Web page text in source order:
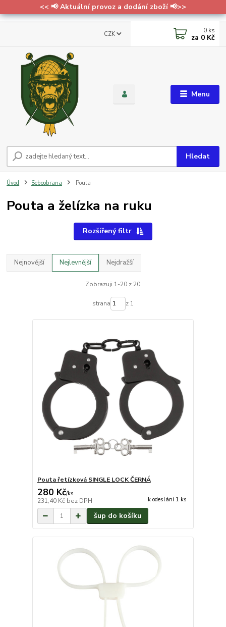
<< 📢 Aktuální provoz a dodání zboží 📢>>
Menu
CZK
Hledat
0 ks
za 0 Kč
Úvod Sebeobrana Pouta
Pouta a želízka na ruku
Rozšířený filtr
Nejnovější Nejlevnější Nejdražší
Zobrazuji 1-20 z 20
strana z 1
Pouta řetízková SINGLE LOCK ČERNÁ
280 Kč/ks
231,40 Kč bez DPH k odeslání 1 ks
šup do košíku